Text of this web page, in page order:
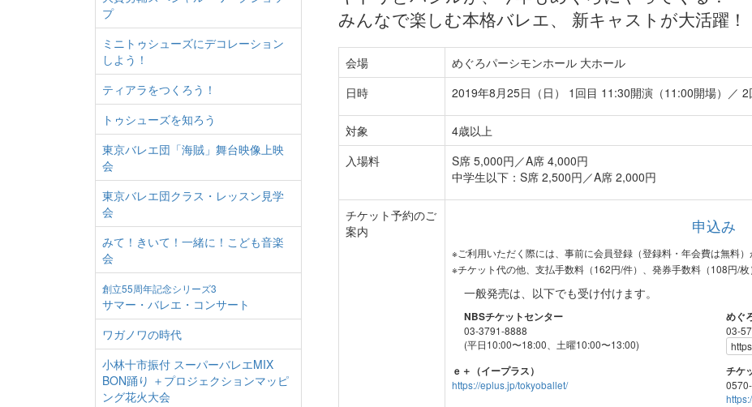
みんなで楽しむ本格バレエ、 新キャストが大活躍！
会場
めぐろパーシモンホール 大ホール
日時
2019年8月25日（日） 1回目 11:30開演（11:00開場）／ 2
対象
4歳以上
入場料
S席 5,000円／A席 4,000円
中学生以下：S席 2,500円／A席 2,000円
チケット予約のご
案内
申込み
※ご利用いただく際には、事前に会員登録（登録料・年会費は無料）
※チケット代の他、支払手数料（162円/件）、発券手数料（108円/枚
一般発売は、以下でも受け付けます。
NBSチケットセンター
03-3791-8888
(平日10:00〜18:00、土曜10:00〜13:00)
めぐ
03-
ｅ＋（イープラス）
https://eplus.jp/tokyoballet/
チケ
プ
ミニトゥシューズにデコレーション
しよう！
ティアラをつくろう！
トゥシューズを知ろう
東京バレエ団「海賊」舞台映像上映
会
東京バレエ団クラス・レッスン見学
会
みて！きいて！一緒に！こども音楽
会
創立55周年記念シリーズ3
サマー・バレエ・コンサート
ワガノワの時代
小林十市振付 スーパーバレエMIX
BON踊り ＋プロジェクションマッピ
ング花火大会